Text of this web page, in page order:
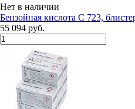
Нет в наличии
Бензойная кислота C 723,
55 094 руб.